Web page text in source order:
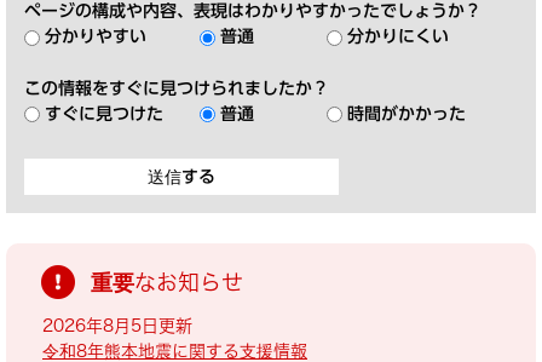
ページの構成や内容、表現はわかりやすかったでしょうか？
分かりやすい
普通 分かりにくい
この情報をすぐに見つけられましたか？
すぐに見つけた
普通 時間がかかった
重要なお知らせ
2026年8月5日更新
令和8年熊本地震に関する支援情報